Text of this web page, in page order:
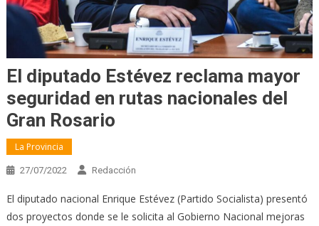
El diputado Estévez reclama mayor
seguridad en rutas nacionales del
Gran Rosario
La Provincia
27/07/2022 Redacción
El diputado nacional Enrique Estévez (Partido Socialista) presentó
dos proyectos donde se le solicita al Gobierno Nacional mejoras